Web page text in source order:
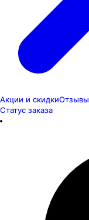
Акции и скидкиОтзывы
Статус заказа